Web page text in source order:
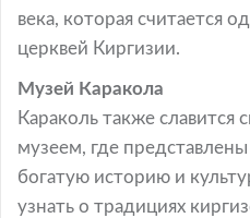
века, которая считается
церквей Киргизии.
Музей Каракола
Караколь также славится
музеем, где
богатую историю и
узнать о традициях